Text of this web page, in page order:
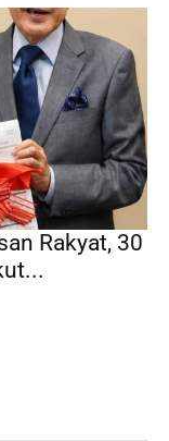
Rakyat, 30